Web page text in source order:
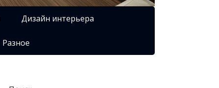
Дизайн интерьера
Разное